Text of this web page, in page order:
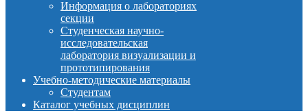
Информация о лабораториях
секции
Студенческая научно-
исследовательская
лаборатория визуализации и
прототипирования
Учебно-методические материалы
Студентам
Каталог учебных дисциплин